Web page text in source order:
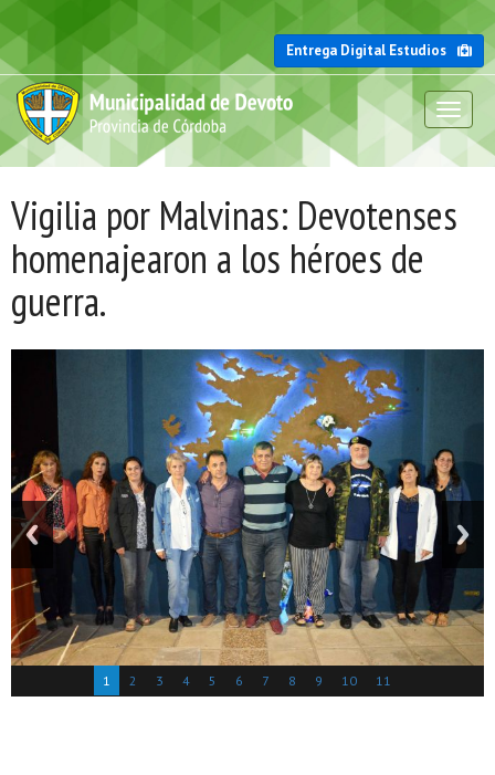
Entrega Digital Estudios
Vigilia por Malvinas: Devotenses
homenajearon a los héroes de
guerra.
1 2 3 4 5 6 7 8 9 10 11